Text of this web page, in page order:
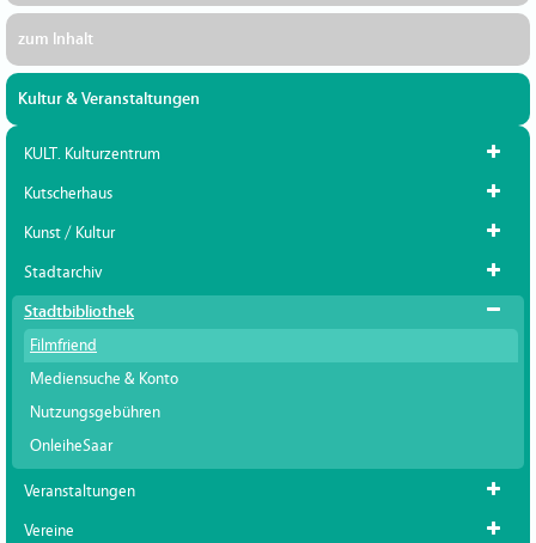
zum Inhalt
Kultur & Veranstaltungen
KULT. Kulturzentrum
Kutscherhaus
Kunst / Kultur
Stadtarchiv
Stadtbibliothek
Filmfriend
Mediensuche & Konto
Nutzungsgebühren
OnleiheSaar
Veranstaltungen
Vereine